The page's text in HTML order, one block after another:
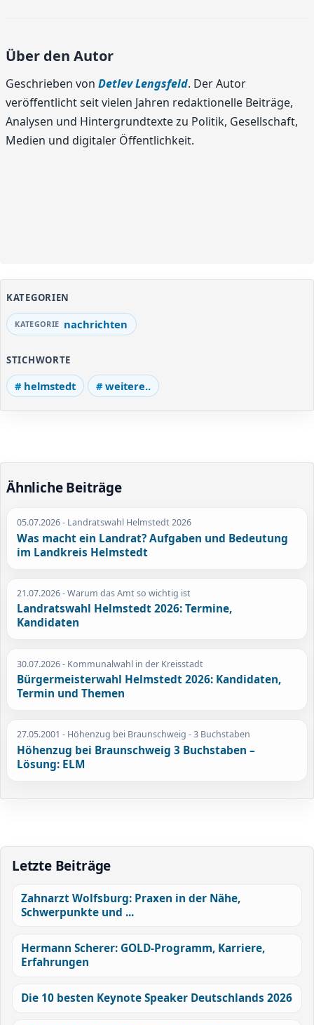
Über den Autor
Geschrieben von Detlev Lengsfeld. Der Autor
veröffentlicht seit vielen Jahren redaktionelle Beiträge,
Analysen und Hintergrundtexte zu Politik, Gesellschaft,
Medien und digitaler Öffentlichkeit.
KATEGORIEN
nachrichten
STICHWORTE
helmstedt weitere..
Ähnliche Beiträge
05.07.2026- Landratswahl Helmstedt 2026
Was macht ein Landrat? Aufgaben und Bedeutung
im Landkreis Helmstedt
21.07.2026- Warum das Amt so wichtig ist
Landratswahl Helmstedt 2026: Termine,
Kandidaten
30.07.2026- Kommunalwahl in der Kreisstadt
Bürgermeisterwahl Helmstedt 2026: Kandidaten,
Termin und Themen
27.05.2001 - Höhenzug bei Braunschweig - 3 Buchstaben
Höhenzug bei Braunschweig 3 Buchstaben –
Lösung: ELM
Letzte Beiträge
Zahnarzt Wolfsburg: Praxen in der Nähe,
Schwerpunkte und ...
Hermann Scherer: GOLD-Programm, Karriere,
Erfahrungen
Die 10 besten Keynote Speaker Deutschlands 2026